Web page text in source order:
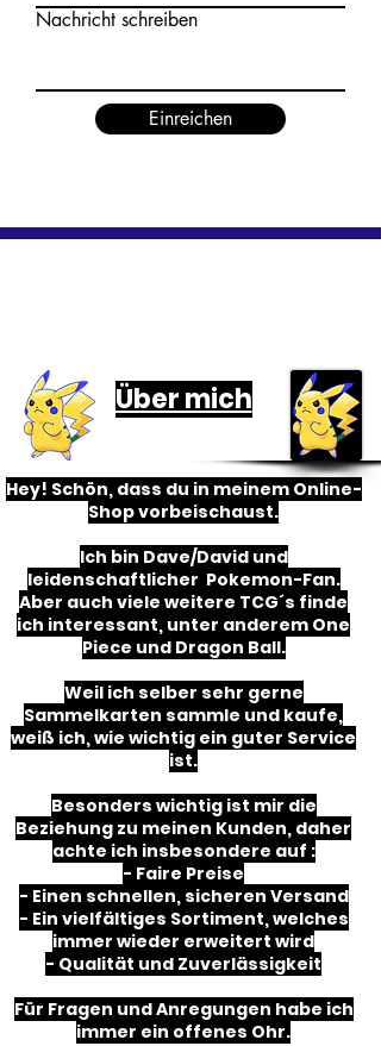
Nachricht schreiben
Einreichen
Über mich
Hey! Schön, dass du in meinem Online-
Shop vorbeischaust.
Ich bin Dave/David und
leidenschaftlicher Pokemon-Fan.
Aber auch viele weitere TCG´s finde
ich interessant, unter anderem One
Piece und Dragon Ball.
Weil ich selber sehr gerne
Sammelkarten sammle und kaufe,
weiß ich, wie wichtig ein guter Service
ist.
Besonders wichtig ist mir die
Beziehung zu meinen Kunden, daher
achte ich insbesondere auf :
- Faire Preise
- Einen schnellen, sicheren Versand
- Ein vielfältiges Sortiment, welches
immer wieder erweitert wird
- Qualität und Zuverlässigkeit
Für Fragen und Anregungen habe ich
immer ein offenes Ohr.